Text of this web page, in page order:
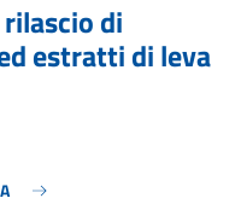
di
estratti di leva